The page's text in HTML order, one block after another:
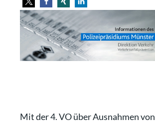
Mit der 4. VO über Ausnahmen von